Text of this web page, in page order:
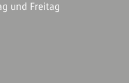
und Freitag